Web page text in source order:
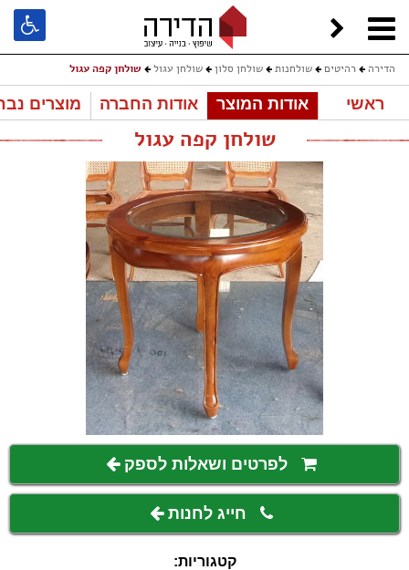
הדירה רהיטים שולחנות שולחן סלון שולחן עגול שולחן קפה עגול
ראשי אודות המוצר אודות החברה מוצרים
שולחן קפה עגול
לפרטים ושאלות לספק
חייג לחנות
קטגוריות: